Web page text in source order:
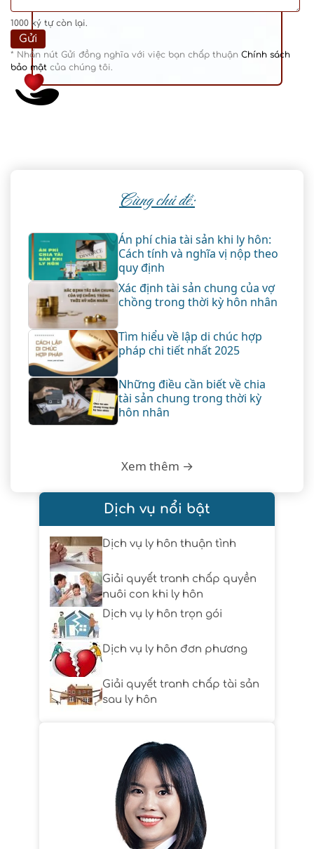
1000 ký tự còn lại.
* Nhấn nút Gửi đồng nghĩa với việc bạn chấp thuận Chính sách
bảo mật của chúng tôi.
Cùng chủ đề:
Án phí chia tài sản khi ly hôn:
Cách tính và nghĩa vị nộp theo
quy định
Xác định tài sản chung của vợ
chồng trong thời kỳ hôn nhân
Tìm hiểu về lập di chúc hợp
pháp chi tiết nhất 2025
Những điều cần biết về chia
tài sản chung trong thời kỳ
hôn nhân
Xem thêm →
Dịch vụ nổi bật
Dịch vụ ly hôn thuận tình
Giải quyết tranh chấp quyền
nuôi con khi ly hôn
Dịch vụ ly hôn trọn gói
Dịch vụ ly hôn đơn phương
Giải quyết tranh chấp tài sản
sau ly hôn